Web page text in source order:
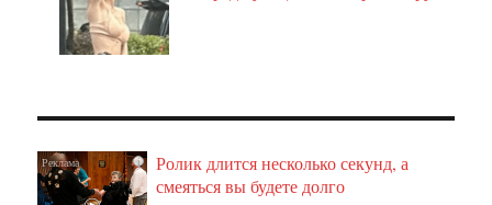
i
Ролик длится несколько секунд, а
смеяться вы будете долго